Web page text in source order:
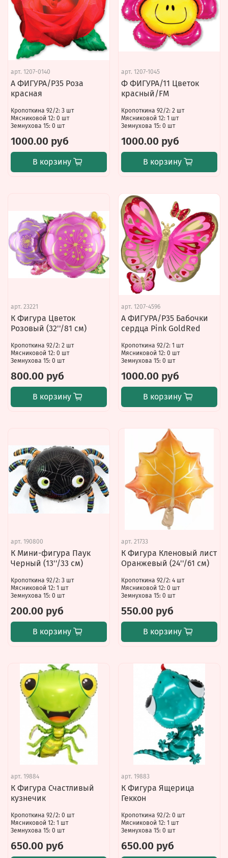
арт. 1207-0140
А ФИГУРА/P35 Роза
красная
Кропоткина 92/2: 3 шт
Мясниковой 12: 0 шт
Земнухова 15: 0 шт
1000.00 руб
В корзину
арт. 1207-1045
Ф ФИГУРА/11 Цветок
красный/FM
Кропоткина 92/2: 2 шт
Мясниковой 12: 1 шт
Земнухова 15: 0 шт
1000.00 руб
В корзину
арт. 23221
К Фигура Цветок
Розовый (32''/81 см)
Кропоткина 92/2: 2 шт
Мясниковой 12: 0 шт
Земнухова 15: 0 шт
800.00 руб
В корзину
арт. 1207-4596
А ФИГУРА/P35 Бабочки
сердца Pink GoldRed
Кропоткина 92/2: 1 шт
Мясниковой 12: 0 шт
Земнухова 15: 0 шт
1000.00 руб
В корзину
арт. 190800
К Мини-фигура Паук
Черный (13''/33 см)
Кропоткина 92/2: 3 шт
Мясниковой 12: 1 шт
Земнухова 15: 0 шт
200.00 руб
В корзину
арт. 21733
К Фигура Кленовый лист
Оранжевый (24''/61 см)
Кропоткина 92/2: 4 шт
Мясниковой 12: 0 шт
Земнухова 15: 0 шт
550.00 руб
В корзину
арт. 19884
К Фигура Счастливый
кузнечик
Кропоткина 92/2: 0 шт
Мясниковой 12: 1 шт
Земнухова 15: 0 шт
650.00 руб
арт. 19883
К Фигура Ящерица
Геккон
Кропоткина 92/2: 0 шт
Мясниковой 12: 1 шт
Земнухова 15: 0 шт
650.00 руб